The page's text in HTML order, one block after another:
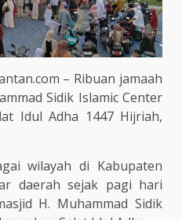
– Ribuan jamaah
Sidik Islamic Center
Idul Adha 1447 Hijriah,
wilayah di Kabupaten
daerah sejak pagi hari
H. Muhammad Sidik